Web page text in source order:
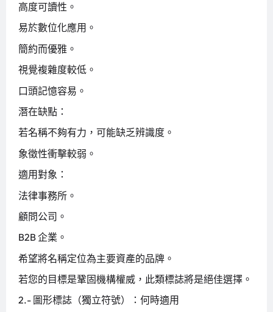
高度可讀性。
易於數位化應用。
簡約而優雅。
視覺複雜度較低。
口頭記憶容易。
潛在缺點：
若名稱不夠有力，可能缺乏辨識度。
象徵性衝擊較弱。
適用對象：
法律事務所。
顧問公司。
B2B 企業。
希望將名稱定位為主要資產的品牌。
若您的目標是鞏固機構權威，此類標誌將是絕佳選擇。
2️.- 圖形標誌（獨立符號）：何時適用